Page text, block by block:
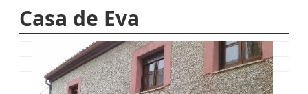
ENLACES
AYUDA
Casa de Eva